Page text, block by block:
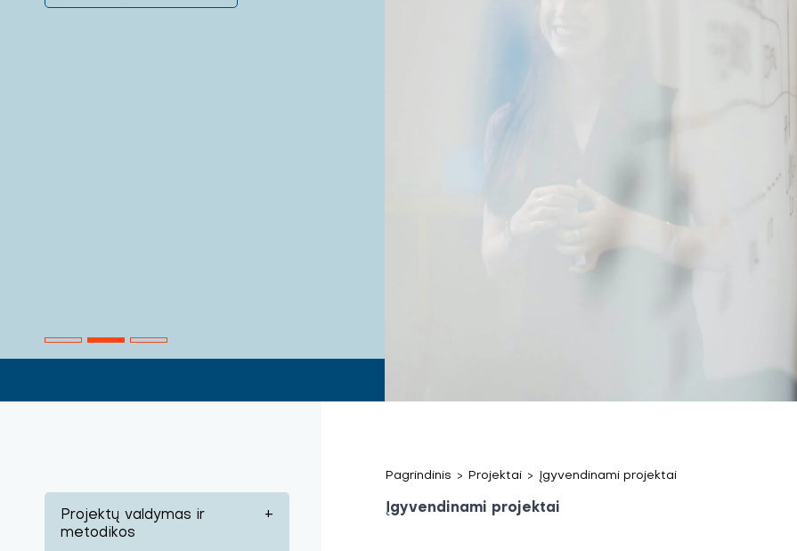
Pagrindinis > Projektai > Įgyvendinami projektai
Įgyvendinami projektai
Projektų valdymas ir
metodikos
+